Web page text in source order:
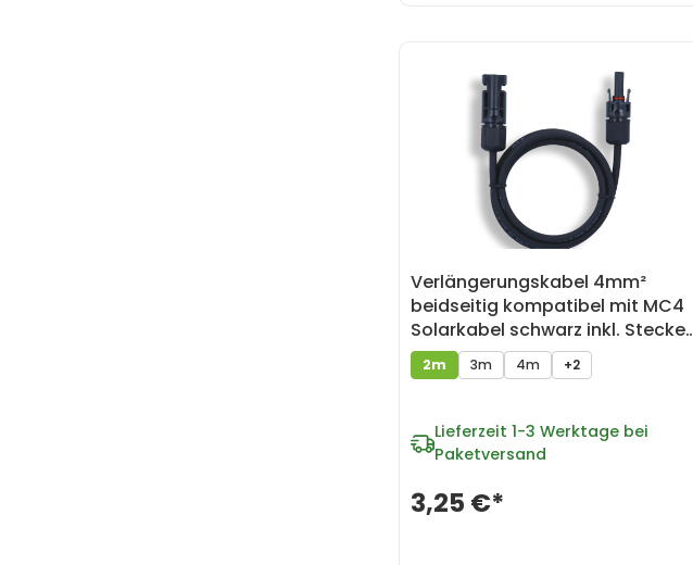
Verlängerungskabel 4mm²
beidseitig kompatibel mit MC4
Solarkabel schwarz inkl. Stecker
- 2m
2m 3m 4m +2
Lieferzeit 1-3 Werktage bei
Paketversand
3,25 €*